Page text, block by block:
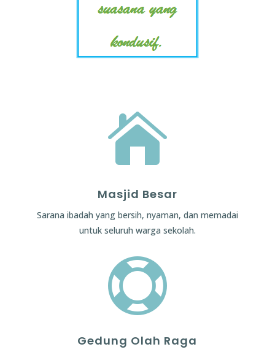

Masjid Besar
Sarana ibadah yang bersih, nyaman, dan memadai
untuk seluruh warga sekolah.

Gedung Olah Raga